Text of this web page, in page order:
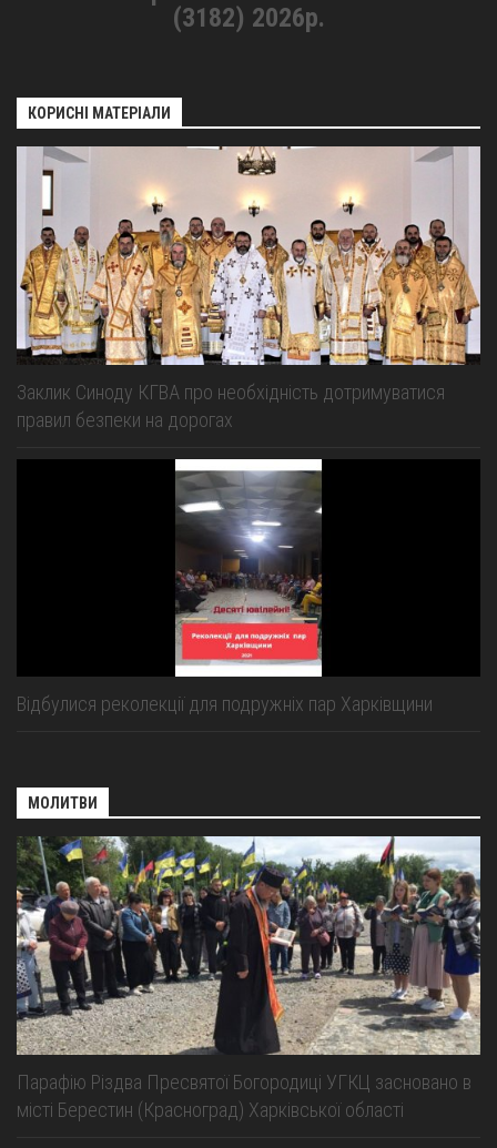
(3182) 2026р.
КОРИСНІ МАТЕРІАЛИ
Заклик Синоду КГВА про необхідність дотримуватися
правил безпеки на дорогах
Відбулися реколекції для подружніх пар Харківщини
МОЛИТВИ
Парафію Різдва Пресвятої Богородиці УГКЦ засновано в
місті Берестин (Красноград) Харківської області